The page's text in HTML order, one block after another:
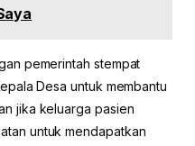
pemerintah stempat
Desa untuk membantu
jika keluarga pasien
untuk mendapatkan